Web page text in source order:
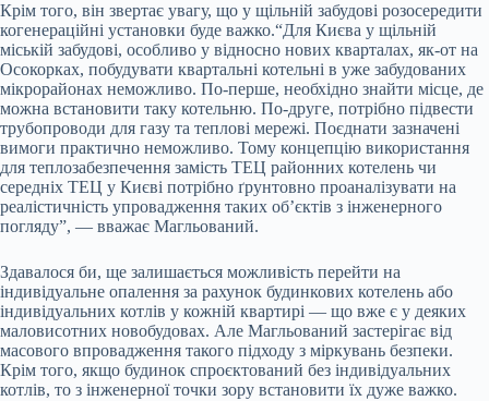
Крім того, він звертає увагу, що у щільній забудові розосередити
когенераційні установки буде важко.“Для Києва у щільній
міській забудові, особливо у відносно нових кварталах, як-от на
Осокорках, побудувати квартальні котельні в уже забудованих
мікрорайонах неможливо. По-перше, необхідно знайти місце, де
можна встановити таку котельню. По-друге, потрібно підвести
трубопроводи для газу та теплові мережі. Поєднати зазначені
вимоги практично неможливо. Тому концепцію використання
для теплозабезпечення замість ТЕЦ районних котелень чи
середніх ТЕЦ у Києві потрібно ґрунтовно проаналізувати на
реалістичність упровадження таких об’єктів з інженерного
погляду”, — вважає Магльований.
Здавалося би, ще залишається можливість перейти на
індивідуальне опалення за рахунок будинкових котелень або
індивідуальних котлів у кожній квартирі — що вже є у деяких
маловисотних новобудовах. Але Магльований застерігає від
масового впровадження такого підходу з міркувань безпеки.
Крім того, якщо будинок спроєктований без індивідуальних
котлів, то з інженерної точки зору встановити їх дуже важко.